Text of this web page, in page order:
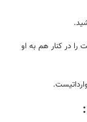
را در کنار هم به او